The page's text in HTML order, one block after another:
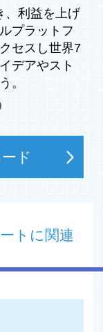
す。各ユーザー
ことができま
界のフィナン
い頼りになる
、利益を上げ
プラットフ
セスし世界7
デアやスト
。
ド
トに関連